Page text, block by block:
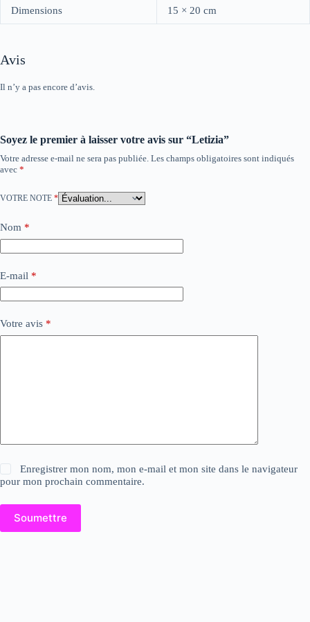
Dimensions 15 × 20 cm
Avis
Il n’y a pas encore d’avis.
Soyez le premier à laisser votre avis sur “Letizia”
Votre adresse e-mail ne sera pas publiée. Les champs obligatoires sont indiqués
avec *
VOTRE NOTE *
Nom *
E-mail *
Votre avis *
Enregistrer mon nom, mon e-mail et mon site dans le navigateur
pour mon prochain commentaire.
Soumettre